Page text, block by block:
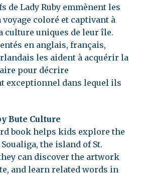
de Lady Ruby emmènent les
coloré et captivant à
culture uniques de leur île.
en anglais, français,
les aident à acquérir la
pour décrire
exceptionnel dans lequel ils
Bute Culture
book helps kids explore the
the island of St.
can discover the artwork
and learn related words in